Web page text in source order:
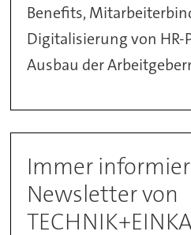
Benefits,
Digitalisierung von HR-
Ausbau der
Immer
Newsletter von